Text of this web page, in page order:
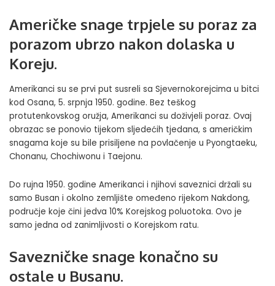
Američke snage trpjele su poraz za
porazom ubrzo nakon dolaska u
Koreju.
Amerikanci su se prvi put susreli sa Sjevernokorejcima u bitci
kod Osana, 5. srpnja 1950. godine. Bez teškog
protutenkovskog oružja, Amerikanci su doživjeli poraz. Ovaj
obrazac se ponovio tijekom sljedećih tjedana, s američkim
snagama koje su bile prisiljene na povlačenje u Pyongtaeku,
Chonanu, Chochiwonu i Taejonu.
Do rujna 1950. godine Amerikanci i njihovi saveznici držali su
samo Busan i okolno zemljište omeđeno rijekom Nakdong,
područje koje čini jedva 10% Korejskog poluotoka. Ovo je
samo jedna od zanimljivosti o Korejskom ratu.
Savezničke snage konačno su
ostale u Busanu.